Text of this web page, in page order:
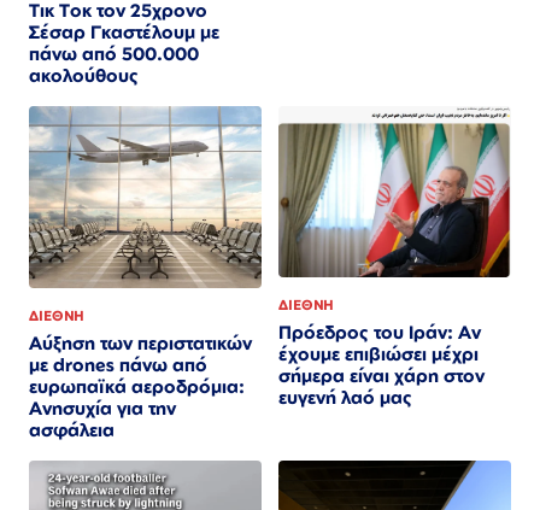
Τικ Τοκ τον 25χρονο
Σέσαρ Γκαστέλουμ με
πάνω από 500.000
ακολούθους
ΔΙΕΘΝΗ
Αύξηση των περιστατικών
με drones πάνω από
ευρωπαϊκά αεροδρόμια:
Ανησυχία για την
ασφάλεια
ΔΙΕΘΝΗ
Πρόεδρος του Ιράν: Αν
έχουμε επιβιώσει μέχρι
σήμερα είναι χάρη στον
ευγενή λαό μας